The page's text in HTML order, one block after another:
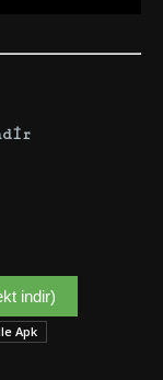
ir
indir)
Apk